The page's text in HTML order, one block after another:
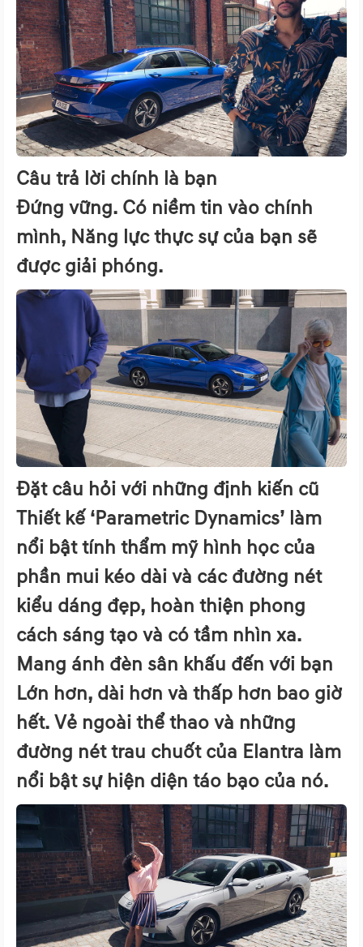
Câu trả lời chính là bạn
Đứng vững. Có niềm tin vào chính
mình, Năng lực thực sự của bạn sẽ
được giải phóng.
Đặt câu hỏi với những định kiến cũ
Thiết kế ‘Parametric Dynamics’ làm
nổi bật tính thẩm mỹ hình học của
phần mui kéo dài và các đường nét
kiểu dáng đẹp, hoàn thiện phong
cách sáng tạo và có tầm nhìn xa.
Mang ánh đèn sân khấu đến với bạn
Lớn hơn, dài hơn và thấp hơn bao giờ
hết. Vẻ ngoài thể thao và những
đường nét trau chuốt của Elantra làm
nổi bật sự hiện diện táo bạo của nó.